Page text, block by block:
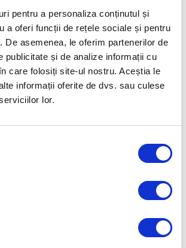
pentru a personaliza conținutul și
a oferi funcții de rețele sociale și pentru
De asemenea, le oferim partenerilor de
publicitate și de analize informații cu
care folosiți site-ul nostru. Aceștia le
informații oferite de dvs. sau culese
lor.
martie). Apoi, în 16 și 17 mai, se va disputa
în European League, la feminin, grație locului
coeficienților. Țara noastră a avut 81,67, fiind
(96,00), Germania (94,67) și Norvegia (85,67). În
Franța (64,00), Ungaria (48,67) și Croația (38,67).
Articolul următor
GABI SZABO, PREZENTĂ LA
POȘTALE
BY